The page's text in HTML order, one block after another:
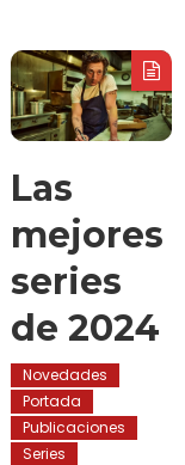
Las
mejores
series
de 2024
Novedades
Portada
Publicaciones
Series